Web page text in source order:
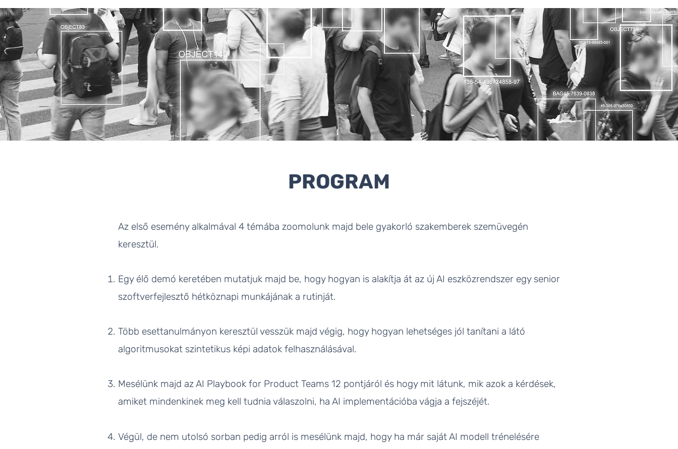
PROGRAM
Az első esemény alkalmával 4 témába zoomolunk majd bele gyakorló szakemberek szemüvegén
keresztül.
Egy élő demó keretében mutatjuk majd be, hogy hogyan is alakítja át az új AI eszközrendszer egy senior
szoftverfejlesztő hétköznapi munkájának a rutinját.
Több esettanulmányon keresztül vesszük majd végig, hogy hogyan lehetséges jól tanítani a látó
algoritmusokat szintetikus képi adatok felhasználásával.
Mesélünk majd az AI Playbook for Product Teams 12 pontjáról és hogy mit látunk, mik azok a kérdések,
amiket mindenkinek meg kell tudnia válaszolni, ha AI implementációba vágja a fejszéjét.
Végül, de nem utolsó sorban pedig arról is mesélünk majd, hogy ha már saját AI modell trénelésére